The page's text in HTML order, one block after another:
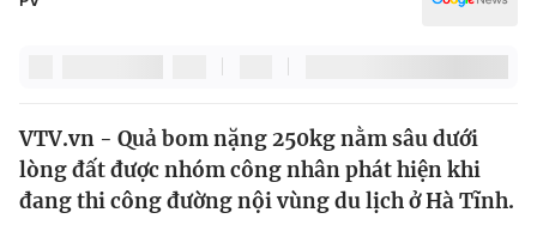
Y tế
Giáo dục
VTV.vn - Quả bom nặng 250kg nằm sâu dưới
lòng đất được nhóm công nhân phát hiện khi
đang thi công đường nội vùng du lịch ở Hà Tĩnh.